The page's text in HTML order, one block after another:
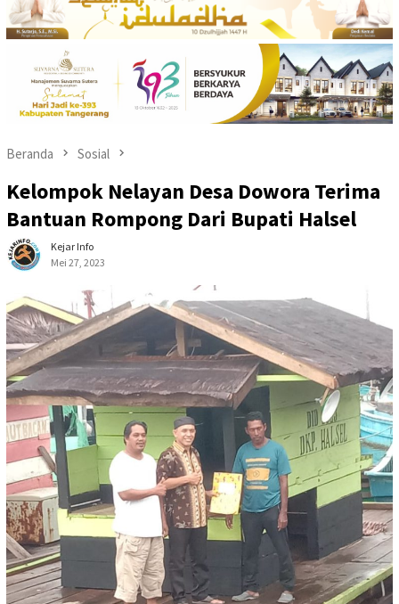
Beranda Sosial
Kelompok Nelayan Desa Dowora Terima
Bantuan Rompong Dari Bupati Halsel
Kejar Info
Mei 27, 2023